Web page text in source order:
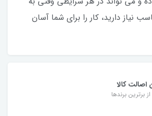
نیاز دارید، کار را برای شما آسان
کالا
برترین برندها